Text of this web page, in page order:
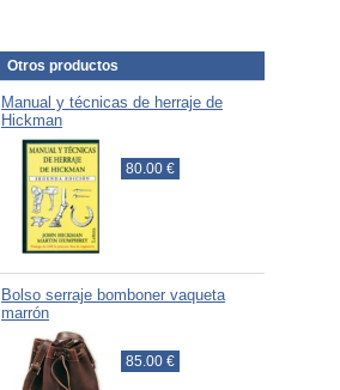
Otros productos
Manual y técnicas de herraje de
Hickman
80.00 €
Bolso serraje bomboner vaqueta
marrón
85.00 €